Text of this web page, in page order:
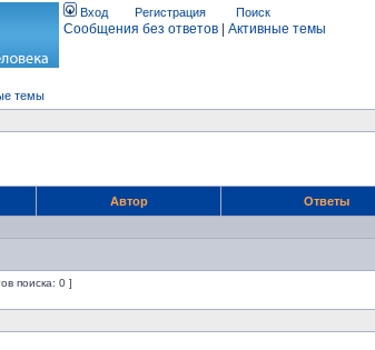
Вход Регистрация Поиск
Сообщения без ответов Активные темы
темы
Автор Ответы
поиска: 0 ]